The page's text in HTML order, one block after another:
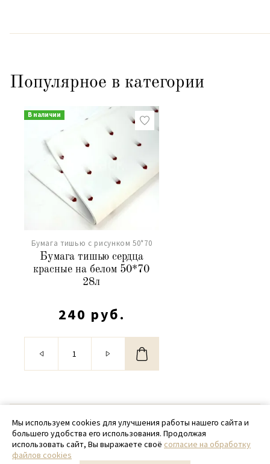
Популярное в категории
В наличии
Бумага тишью с рисунком 50*70
Бумага тишью сердца
красные на белом 50*70
28л
240 руб.
© 2020 - 2026 SamPack
+ 7 (918) 699-97-87
zakaz@sampack.store
Мы используем cookies для улучшения работы нашего сайта и
большего удобства его использования. Продолжая
использовать сайт, Вы выражаете своё согласие на обработку
файлов cookies